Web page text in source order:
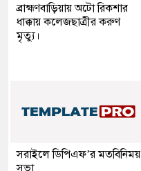
ব্রাহ্মণবাড়িয়ায় অটো রিকশার
ধাক্কায় কলেজছাত্রীর করুণ
মৃত্যু।
সরাইলে ডিপিএফ’র মতবিনিময়
সভা